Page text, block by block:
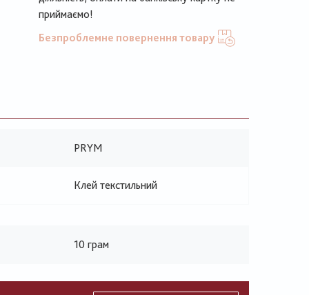
приймаємо!
Безпроблемне повернення товару
PRYM
Клей текстильний
10 грам